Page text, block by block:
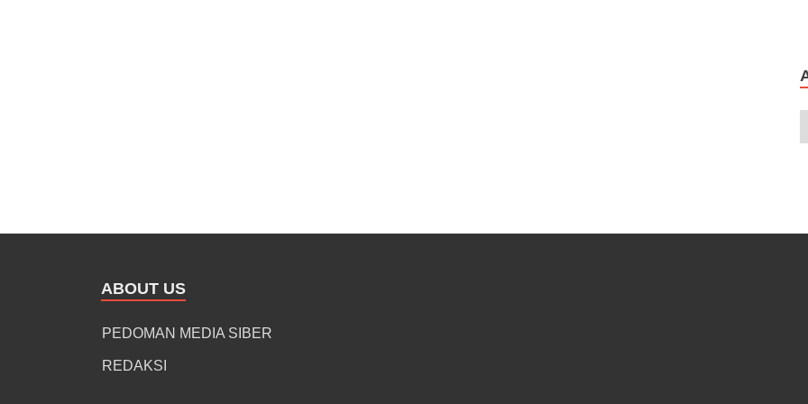
ABOUT US
PEDOMAN MEDIA SIBER
REDAKSI